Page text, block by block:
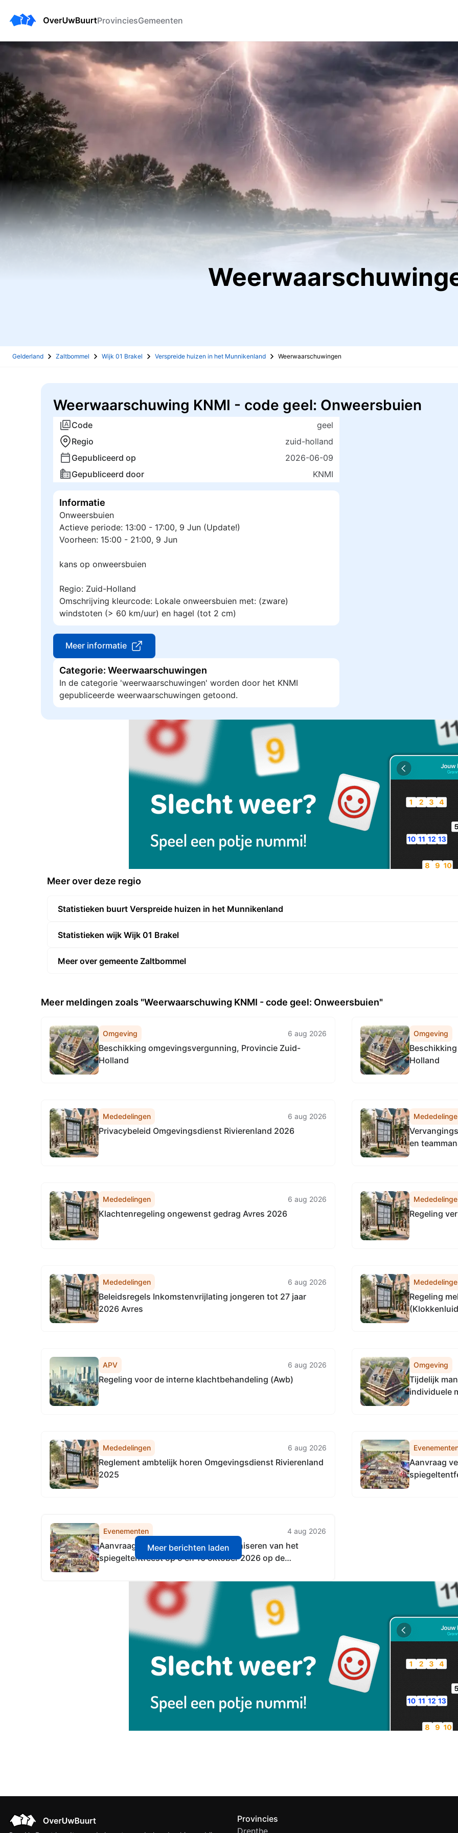
ProvinciesGemeenten
Gelderland Zaltbommel Wijk 01 Brakel Verspreide huizen in het Munnikenland Weerwaarschuwingen
Weerwaarschuwing KNMI - code geel: Onweersbuien
Code
geel
Regio
zuid-holland
Gepubliceerd op
2026-06-09
Gepubliceerd door
KNMI
Informatie
Onweersbuien
Actieve periode: 13:00 - 17:00, 9 Jun (Update!)
Voorheen: 15:00 - 21:00, 9 Jun
kans op onweersbuien
Regio: Zuid-Holland
Omschrijving kleurcode: Lokale onweersbuien met: (zware)
windstoten (> 60 km/uur) en hagel (tot 2 cm)
Meer informatie
Categorie: Weerwaarschuwingen
In de categorie 'weerwaarschuwingen' worden door het KNMI
gepubliceerde weerwaarschuwingen getoond.
Meer over deze regio
Statistieken buurt Verspreide huizen in het Munnikenland
Statistieken wijk Wijk 01 Brakel
Meer over gemeente Zaltbommel
Meer meldingen zoals "Weerwaarschuwing KNMI - code geel: Onweersbuien"
Omgeving 6 aug 2026
Beschikking omgevingsvergunning, Provincie Zuid-
Holland
Omgeving
Holland
Mededelingen 6 aug 2026
Privacybeleid Omgevingsdienst Rivierenland 2026
en
Mededelingen 6 aug 2026
Klachtenregeling ongewenst gedrag Avres 2026 Regeling
Mededelingen 6 aug 2026
Beleidsregels Inkomstenvrijlating jongeren tot 27 jaar
2026 Avres
Regeling
APV 6 aug 2026
Regeling voor de interne klachtbehandeling (Awb)
Omgeving
Tijdelijk
individuele
Mededelingen 6 aug 2026
Reglement ambtelijk horen Omgevingsdienst Rivierenland
2025
Aanvraag
Evenementen 4 aug 2026
Aanvraag vergunning voor het organiseren van het
spiegeltentfeest op 9 en 10 oktober 2026 op de
Meer berichten laden
Provincies
Drenthe